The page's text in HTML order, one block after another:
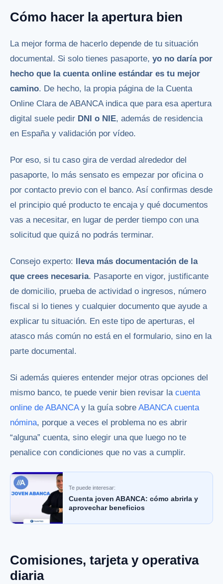
Cómo hacer la apertura bien
La mejor forma de hacerlo depende de tu situación
documental. Si solo tienes pasaporte, yo no daría por
hecho que la cuenta online estándar es tu mejor
camino. De hecho, la propia página de la Cuenta
Online Clara de ABANCA indica que para esa apertura
digital suele pedir DNI o NIE, además de residencia
en España y validación por vídeo.
Por eso, si tu caso gira de verdad alrededor del
pasaporte, lo más sensato es empezar por oficina o
por contacto previo con el banco. Así confirmas desde
el principio qué producto te encaja y qué documentos
vas a necesitar, en lugar de perder tiempo con una
solicitud que quizá no podrás terminar.
Consejo experto: lleva más documentación de la
que crees necesaria. Pasaporte en vigor, justificante
de domicilio, prueba de actividad o ingresos, número
fiscal si lo tienes y cualquier documento que ayude a
explicar tu situación. En este tipo de aperturas, el
atasco más común no está en el formulario, sino en la
parte documental.
Si además quieres entender mejor otras opciones del
mismo banco, te puede venir bien revisar la cuenta
online de ABANCAy la guía sobre ABANCA cuenta
nómina, porque a veces el problema no es abrir
“alguna” cuenta, sino elegir una que luego no te
penalice con condiciones que no vas a cumplir.
Te puede interesar:
Cuenta joven ABANCA: cómo abrirla y
aprovechar beneficios
Comisiones, tarjeta y operativa
diaria